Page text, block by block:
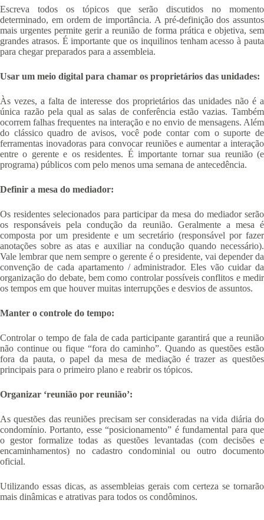
Escreva todos os tópicos que serão discutidos no momento
determinado, em ordem de importância. A pré-definição dos assuntos
mais urgentes permite gerir a reunião de forma prática e objetiva, sem
grandes atrasos. É importante que os inquilinos tenham acesso à pauta
para chegar preparados para a assembleia.
Usar um meio digital para chamar os proprietários das unidades:
Às vezes, a falta de interesse dos proprietários das unidades não é a
única razão pela qual as salas de conferência estão vazias. Também
ocorrem falhas frequentes na interação e no envio de mensagens. Além
do clássico quadro de avisos, você pode contar com o suporte de
ferramentas inovadoras para convocar reuniões e aumentar a interação
entre o gerente e os residentes. É importante tornar sua reunião (e
programa) públicos com pelo menos uma semana de antecedência.
Definir a mesa do mediador:
Os residentes selecionados para participar da mesa do mediador serão
os responsáveis ​​pela condução da reunião. Geralmente a mesa é
composta por um presidente e um secretário (responsável por fazer
anotações sobre as atas e auxiliar na condução quando necessário).
Vale lembrar que nem sempre o gerente é o presidente, vai depender da
convenção de cada apartamento / administrador. Eles vão cuidar da
organização do debate, bem como controlar possíveis conflitos e medir
os tempos em que houver muitas interrupções e desvios de assuntos.
Manter o controle do tempo:
Controlar o tempo de fala de cada participante garantirá que a reunião
não continue ou fique “fora do caminho”. Quando as questões estão
fora da pauta, o papel da mesa de mediação é trazer as questões
principais para o primeiro plano e reabrir os tópicos.
Organizar ‘reunião por reunião’:
As questões das reuniões precisam ser consideradas na vida diária do
condomínio. Portanto, esse “posicionamento” é fundamental para que
o gestor formalize todas as questões levantadas (com decisões e
encaminhamentos) no cadastro condominial ou outro documento
oficial.
Utilizando essas dicas, as assembleias gerais com certeza se tornarão
mais dinâmicas e atrativas para todos os condôminos.